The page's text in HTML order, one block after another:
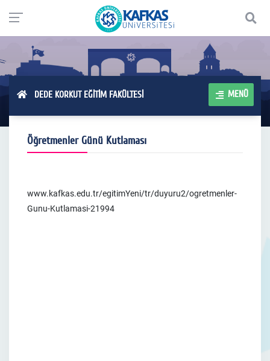
DEDE KORKUT EĞİTİM FAKÜLTESİ MENÜ
Öğretmenler Günü Kutlaması
www.kafkas.edu.tr/egitimYeni/tr/duyuru2/ogretmenler-
Gunu-Kutlamasi-21994